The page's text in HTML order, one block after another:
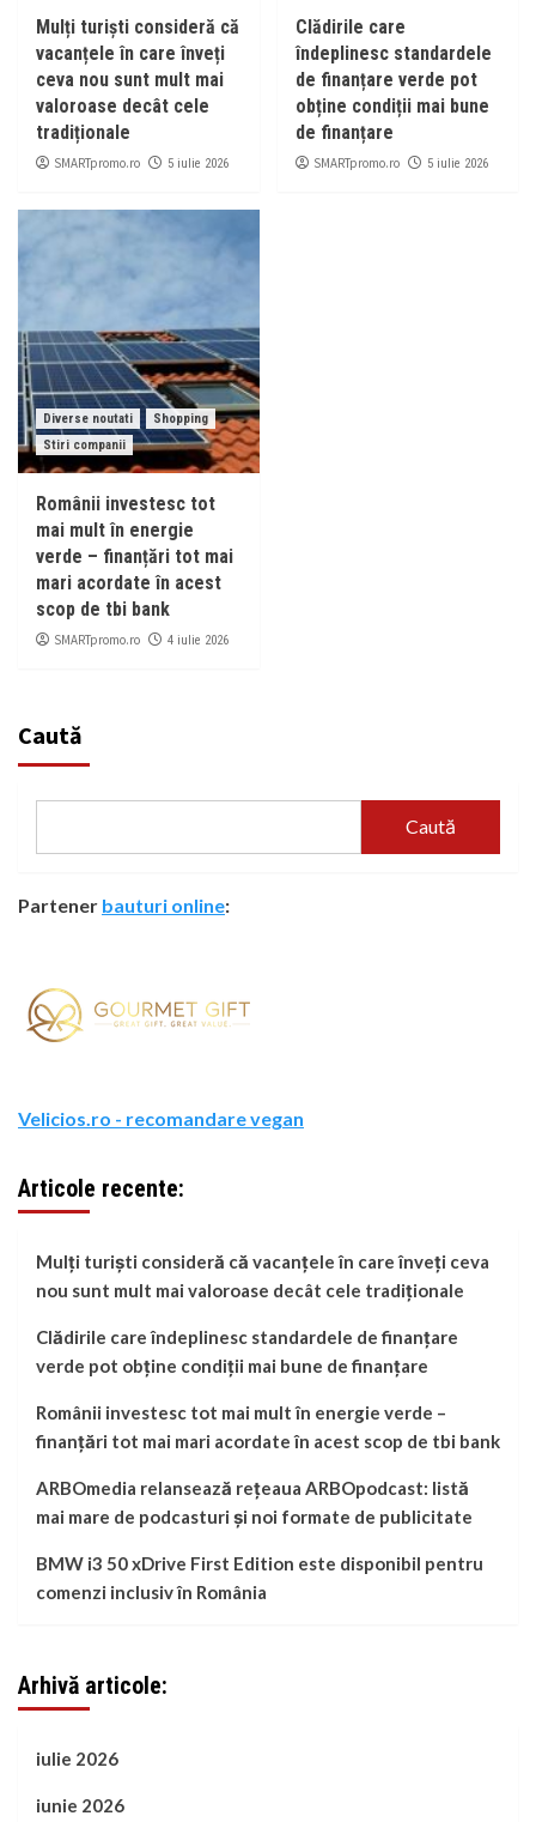
Mulți turiști consideră că
vacanțele în care înveți
ceva nou sunt mult mai
valoroase decât cele
tradiționale
SMARTpromo.ro 5 iulie 2026
Clădirile care
îndeplinesc standardele
de finanțare verde pot
obține condiții mai bune
de finanțare
SMARTpromo.ro 5 iulie 2026
Diverse noutati
Shopping
Stiri companii
Românii investesc tot
mai mult în energie
verde – finanțări tot mai
mari acordate în acest
scop de tbi bank
SMARTpromo.ro 4 iulie 2026
Caută
Caută
Partener bauturi online:
Velicios.ro - recomandare vegan
Articole recente:
Mulți turiști consideră că vacanțele în care înveți ceva
nou sunt mult mai valoroase decât cele tradiționale
Clădirile care îndeplinesc standardele de finanțare
verde pot obține condiții mai bune de finanțare
Românii investesc tot mai mult în energie verde –
finanțări tot mai mari acordate în acest scop de tbi bank
ARBOmedia relansează rețeaua ARBOpodcast: listă
mai mare de podcasturi și noi formate de publicitate
BMW i3 50 xDrive First Edition este disponibil pentru
comenzi inclusiv în România
Arhivă articole:
iulie 2026
iunie 2026